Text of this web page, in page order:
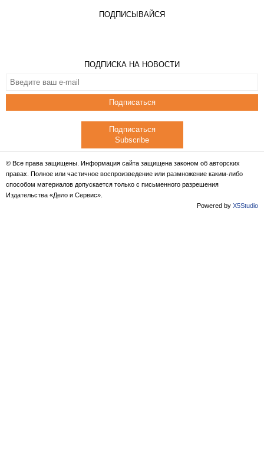
ПОДПИСЫВАЙСЯ
ПОДПИСКА НА НОВОСТИ
Подписаться
Подписаться
Subscribe
© Все права защищены. Информация сайта защищена законом об авторских
правах. Полное или частичное воспроизведение или размножение каким-либо
способом материалов допускается только с письменного разрешения
Издательства «Дело и Сервис».
Powered by X5Studio